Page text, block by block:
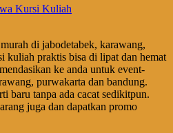
Kursi Kuliah
di jabodetabek, karawang,
kuliah praktis bisa di lipat dan hemat
ke anda untuk event-
purwakarta dan bandung.
baru tanpa ada cacat sedikitpun.
juga dan dapatkan promo